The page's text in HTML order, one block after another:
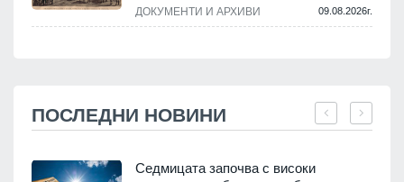
ДОКУМЕНТИ И АРХИВИ 09.08.2026г.
ПОСЛЕДНИ НОВИНИ
Седмицата започва с високи